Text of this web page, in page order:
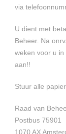
via
U dient met
Beheer. Na
weken voor u
aan!!
Stuur alle
Raad van
Postbus 75901
1070 AX